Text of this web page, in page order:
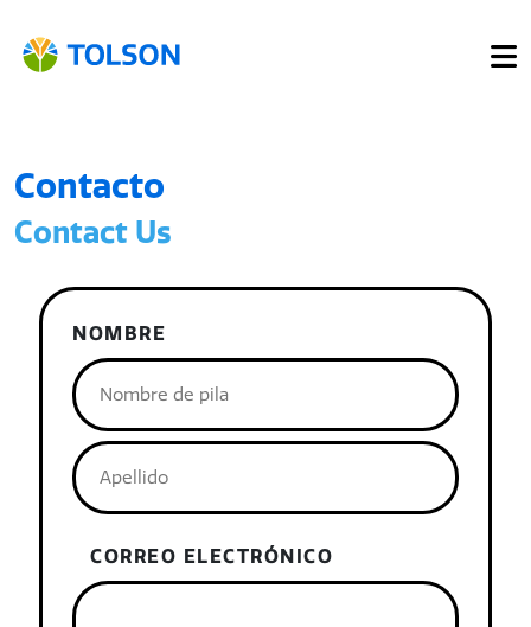
Contacto
Contact Us
NOMBRE
NOMBRE
DE
PILA
CORREO ELECTRÓNICO